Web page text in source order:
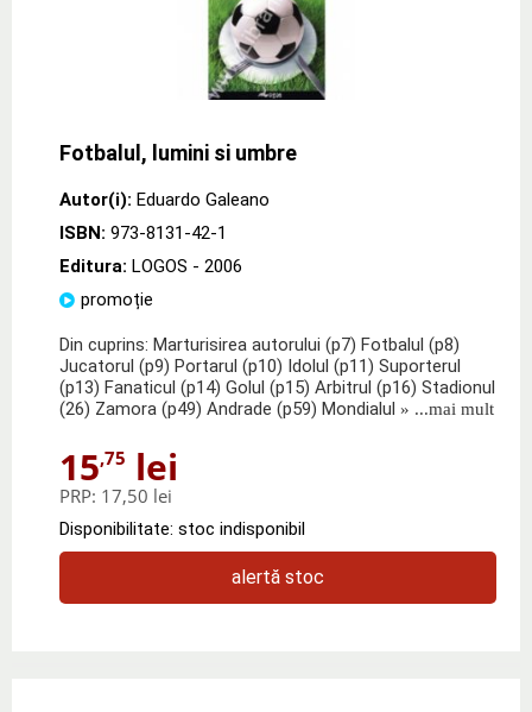
Fotbalul, lumini si umbre
Autor(i): Eduardo Galeano
ISBN: 973-8131-42-1
Editura: LOGOS - 2006
promoție
Din cuprins: Marturisirea autorului (p7) Fotbalul (p8)
Jucatorul (p9) Portarul (p10) Idolul (p11) Suporterul
(p13) Fanaticul (p14) Golul (p15) Arbitrul (p16) Stadionul
(26) Zamora (p49) Andrade (p59) Mondialul » ...mai mult
15,75 lei
PRP: 17,50 lei
Disponibilitate: stoc indisponibil
alertă stoc